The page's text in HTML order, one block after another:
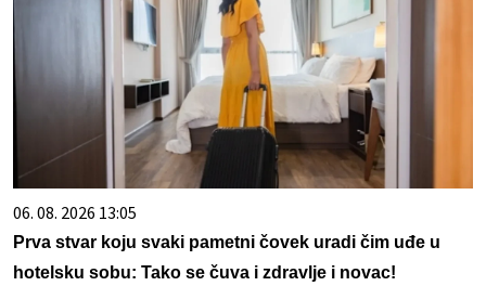
06. 08. 2026 13:05
Prva stvar koju svaki pametni čovek uradi čim uđe u
hotelsku sobu: Tako se čuva i zdravlje i novac!